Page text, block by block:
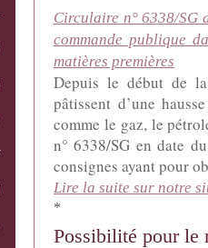
Circulaire n° 6338/SG
commande publique
matières premières
Depuis le début de
pâtissent d’une
comme le gaz, le
n° 6338/SG en date
consignes ayant pour
Lire la suite sur notre
*
Possibilité pour le